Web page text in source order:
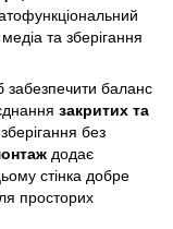
та зберігання
баланс
закритих та
без
додає
стінка добре
просторих